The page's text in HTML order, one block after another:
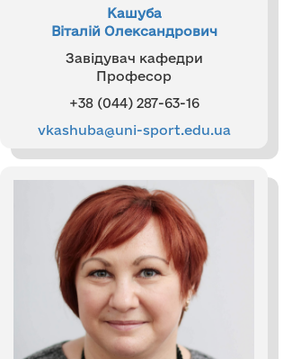
Кашуба
Віталій Олександрович
Завідувач кафедри
Професор
+38 (044) 287-63-16
vkashuba@uni-sport.edu.ua